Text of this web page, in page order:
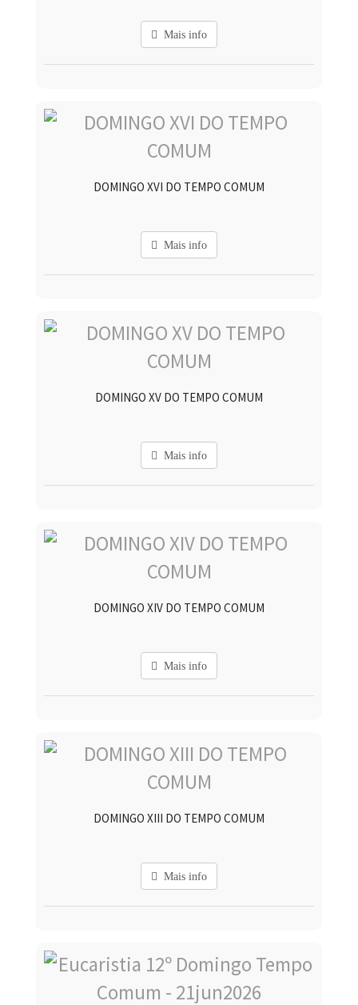
Mais info
DOMINGO XVI DO TEMPO COMUM
Mais info
DOMINGO XV DO TEMPO COMUM
Mais info
DOMINGO XIV DO TEMPO COMUM
Mais info
DOMINGO XIII DO TEMPO COMUM
Mais info